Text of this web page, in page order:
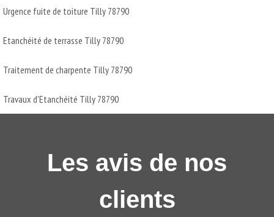
Urgence fuite de toiture Tilly 78790
Etanchéité de terrasse Tilly 78790
Traitement de charpente Tilly 78790
Travaux d'Etanchéité Tilly 78790
Les avis de nos
clients